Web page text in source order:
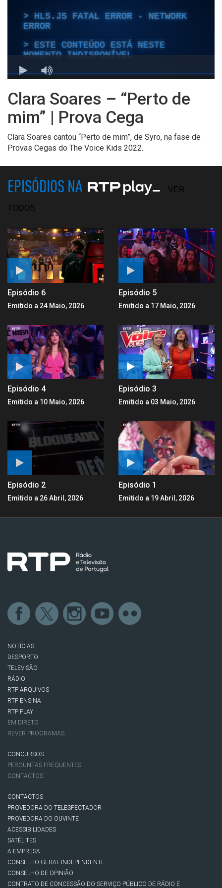
Clara Soares – “Perto de
mim” | Prova Cega
Clara Soares cantou “Perto de mim”, de Syro, na fase de
Provas Cegas do The Voice Kids 2022.
EPISÓDIOS NA VER
TODOS
Episódio 6
Emitido a 24 Maio, 2026
Episódio 5
Emitido a 17 Maio, 2026
Episódio 4
Emitido a 10 Maio, 2026
Episódio 3
Emitido a 03 Maio, 2026
Episódio 2
Emitido a 26 Abril, 2026
Episódio 1
Emitido a 19 Abril, 2026
NOTÍCIAS
DESPORTO
TELEVISÃO
RÁDIO
RTP ARQUIVOS
RTP ENSINA
RTP PLAY
EM DIRETO
REVER PROGRAMAS
CONCURSOS
PERGUNTAS FREQUENTES
CONTACTOS
CONTACTOS
PROVEDORA DO TELESPECTADOR
PROVEDORA DO OUVINTE
ACESSIBILIDADES
SATÉLITES
A EMPRESA
CONSELHO GERAL INDEPENDENTE
CONSELHO DE OPINIÃO
CONTRATO DE CONCESSÃO DO SERVIÇO PÚBLICO DE RÁDIO E